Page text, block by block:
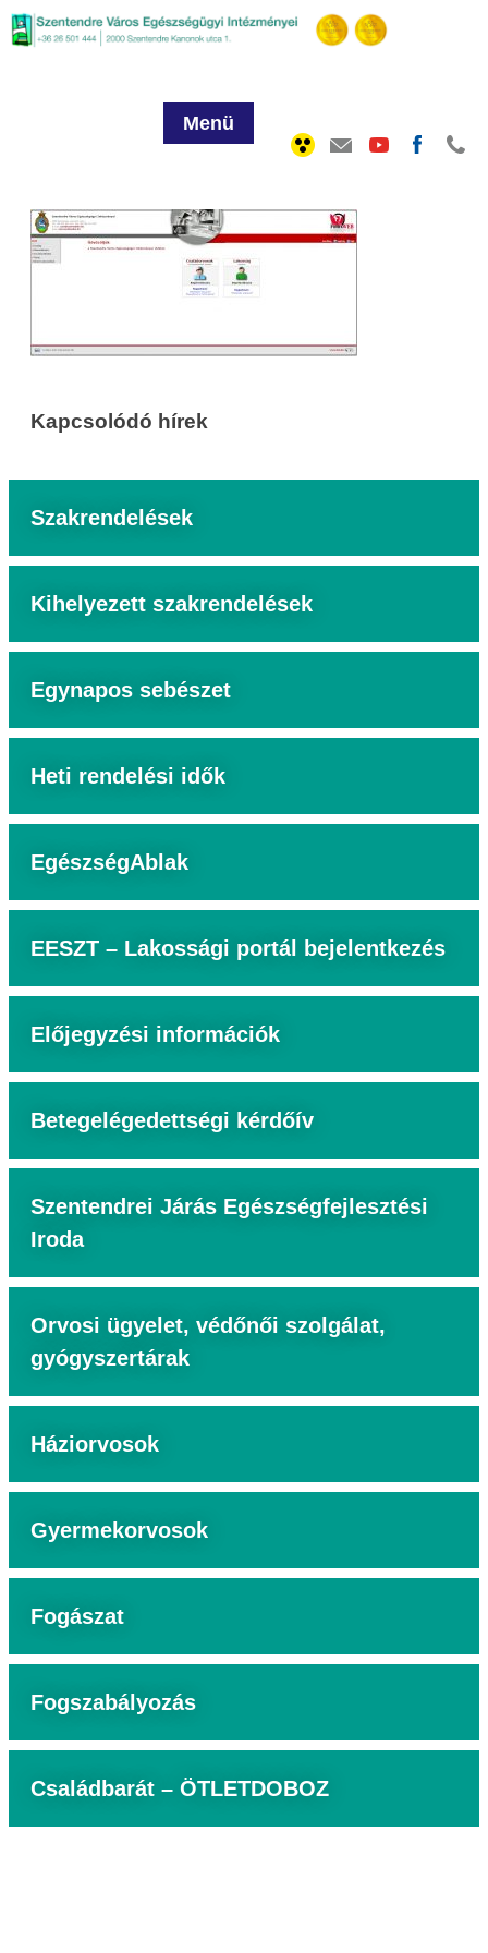
Menü
Kapcsolódó hírek
Szakrendelések
Kihelyezett szakrendelések
Egynapos sebészet
Heti rendelési idők
EgészségAblak
EESZT – Lakossági portál bejelentkezés
Előjegyzési információk
Betegelégedettségi kérdőív
Szentendrei Járás Egészségfejlesztési
Iroda
Orvosi ügyelet, védőnői szolgálat,
gyógyszertárak
Háziorvosok
Gyermekorvosok
Fogászat
Fogszabályozás
Családbarát – ÖTLETDOBOZ